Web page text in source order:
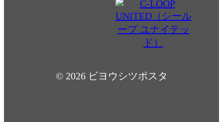
© 2026 ビヨウシツポスタ